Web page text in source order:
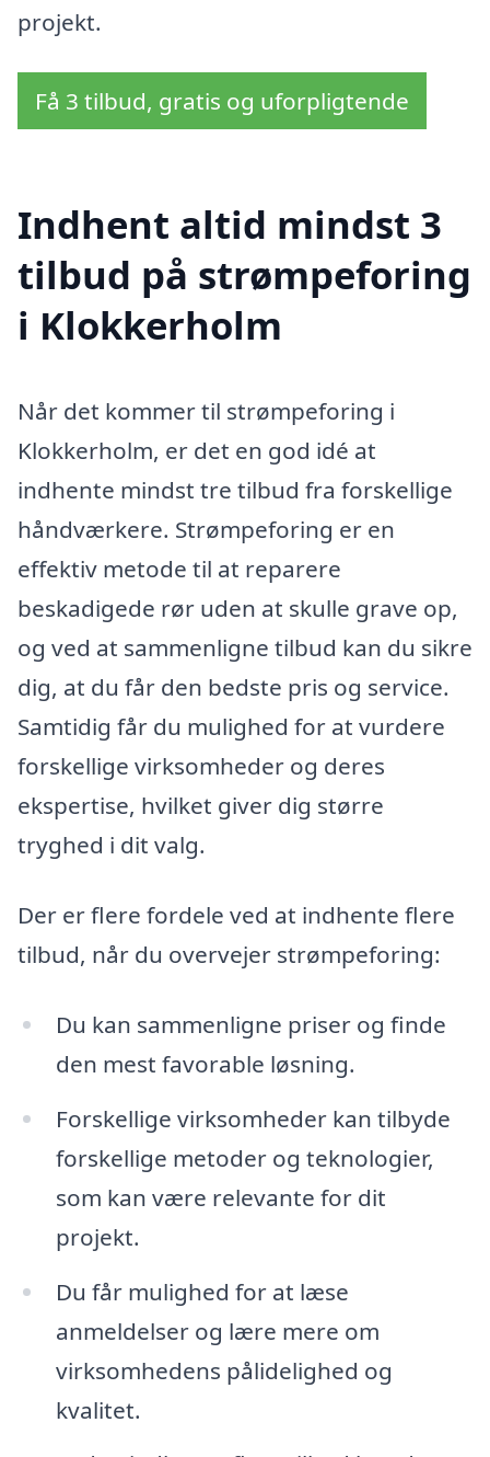
projekt.
Få 3 tilbud, gratis og uforpligtende
Indhent altid mindst 3
tilbud på strømpeforing
i Klokkerholm
Når det kommer til strømpeforing i
Klokkerholm, er det en god idé at
indhente mindst tre tilbud fra forskellige
håndværkere. Strømpeforing er en
effektiv metode til at reparere
beskadigede rør uden at skulle grave op,
og ved at sammenligne tilbud kan du sikre
dig, at du får den bedste pris og service.
Samtidig får du mulighed for at vurdere
forskellige virksomheder og deres
ekspertise, hvilket giver dig større
tryghed i dit valg.
Der er flere fordele ved at indhente flere
tilbud, når du overvejer strømpeforing:
Du kan sammenligne priser og finde
den mest favorable løsning.
Forskellige virksomheder kan tilbyde
forskellige metoder og teknologier,
som kan være relevante for dit
projekt.
Du får mulighed for at læse
anmeldelser og lære mere om
virksomhedens pålidelighed og
kvalitet.